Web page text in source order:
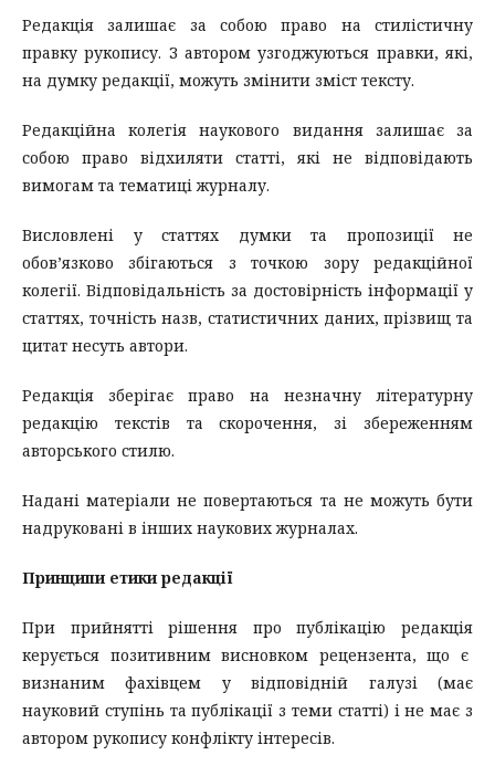
Редакція залишає за собою право на стилістичну
правку рукопису. З автором узгоджуються правки, які,
на думку редакції, можуть змінити зміст тексту.
Редакційна колегія наукового видання залишає за
собою право відхиляти статті, які не відповідають
вимогам та тематиці журналу.
Висловлені у статтях думки та пропозиції не
обов’язково збігаються з точкою зору редакційної
колегії. Відповідальність за достовірність інформації у
статтях, точність назв, статистичних даних, прізвищ та
цитат несуть автори.
Редакція зберігає право на незначну літературну
редакцію текстів та скорочення, зі збереженням
авторського стилю.
Надані матеріали не повертаються та не можуть бути
надруковані в інших наукових журналах.
Принципи етики редакції
При прийнятті рішення про публікацію редакція
керується позитивним висновком рецензента, що є
визнаним фахівцем у відповідній галузі (має
науковий ступінь та публікації з теми статті) і не має з
автором рукопису конфлікту інтересів.